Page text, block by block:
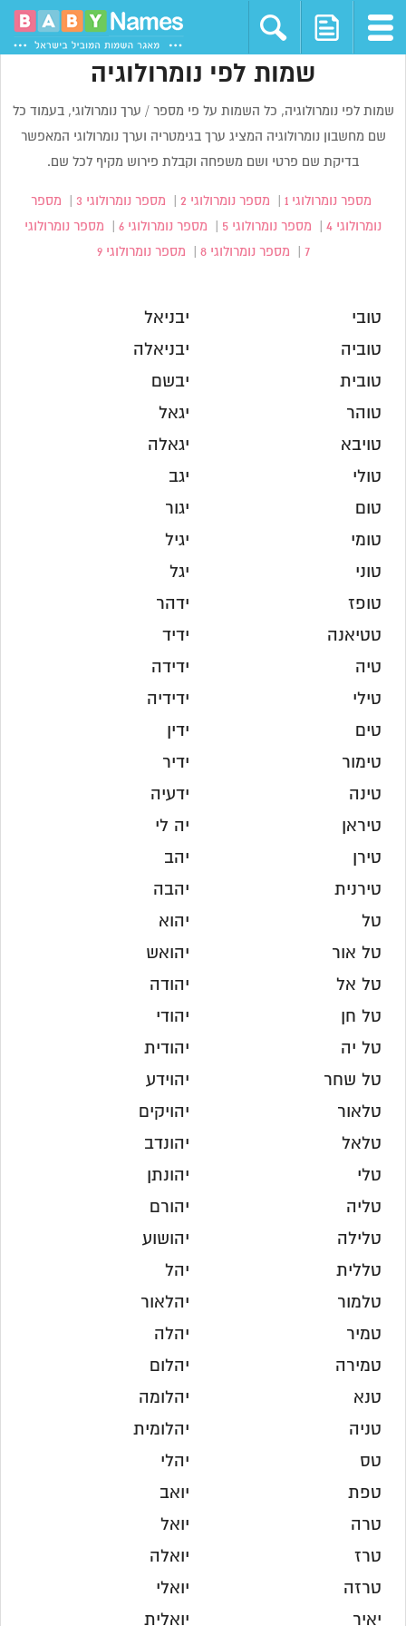
שמות לפי נומרולוגיה
שמות לפי נומרולוגיה, כל השמות על פי מספר / ערך נומרולוגי, בעמוד כל
שם מחשבון נומרולוגיה המציג ערך בגימטריה וערך נומרולוגי המאפשר
בדיקת שם פרטי ושם משפחה וקבלת פירוש מקיף לכל שם.
מספר נומרולוגי 1 מספר נומרולוגי 2 מספר נומרולוגי 3 מספר
נומרולוגי 4 מספר נומרולוגי 5 מספר נומרולוגי 6 מספר נומרולוגי
7 מספר נומרולוגי 8 מספר נומרולוגי 9
טובי
טוביה
טובית
טוהר
טויבא
טולי
טום
טומי
טוני
טופז
טטיאנה
טיה
טילי
טים
טימור
טינה
טיראן
טירן
טירנית
טל
טל אור
טל אל
טל חן
טל יה
טל שחר
טלאור
טלאל
טלי
טליה
טלילה
טללית
טלמור
טמיר
טמירה
טנא
טניה
טס
טפת
טרה
טרז
טרזה
יאיר
יבניאל
יבניאלה
יבשם
יגאל
יגאלה
יגב
יגור
יגיל
יגל
ידהר
ידיד
ידידה
ידידיה
ידין
ידיר
ידעיה
יה לי
יהב
יהבה
יהוא
יהואש
יהודה
יהודי
יהודית
יהוידע
יהויקים
יהונדב
יהונתן
יהורם
יהושוע
יהל
יהלאור
יהלה
יהלום
יהלומה
יהלומית
יהלי
יואב
יואל
יואלה
יואלי
יואלית